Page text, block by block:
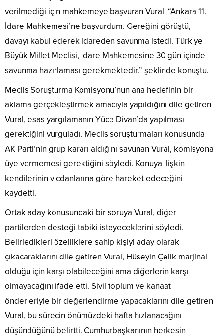
verilmediği için mahkemeye başvuran Vural, “Ankara 11.
İdare Mahkemesi’ne başvurdum. Gereğini görüştü,
davayı kabul ederek idareden savunma istedi. Türkiye
Büyük Millet Meclisi, İdare Mahkemesine 30 gün içinde
savunma hazırlaması gerekmektedir.” şeklinde konuştu.
Meclis Soruşturma Komisyonu’nun ana hedefinin bir
aklama gerçekleştirmek amacıyla yapıldığını dile getiren
Vural, esas yargılamanın Yüce Divan’da yapılması
gerektiğini vurguladı. Meclis soruşturmaları konusunda
AK Parti’nin grup kararı aldığını savunan Vural, komisyona
üye vermemesi gerektiğini söyledi. Konuya ilişkin
kendilerinin vicdanlarına göre hareket edeceğini
kaydetti.
Ortak aday konusundaki bir soruya Vural, diğer
partilerden desteği tabiki isteyeceklerini söyledi.
Belirledikleri özelliklere sahip kişiyi aday olarak
çıkacaraklarını dile getiren Vural, Hüseyin Çelik marjinal
olduğu için karşı olabileceğini ama diğerlerin karşı
olmayacağını ifade etti. Sivil toplum ve kanaat
önderleriyle bir değerlendirme yapacaklarını dile getiren
Vural, bu sürecin önümüzdeki hafta hızlanacağını
düşündüğünü belirtti. Cumhurbaşkanının herkesin